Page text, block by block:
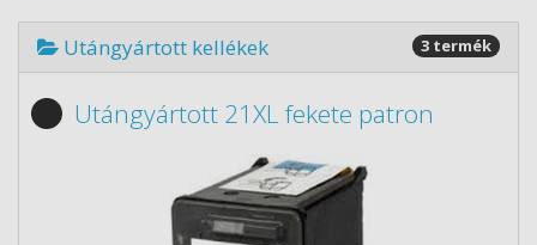
Utángyártott kellékek 3 termék
Utángyártott 21XL fekete patron